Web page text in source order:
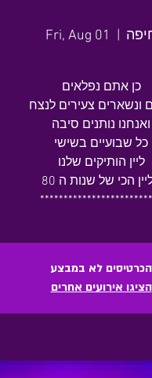
Fri, Aug 01
כן אתם נפלאים
ונשארים צעירים לנצח
ואנחנו נותנים סיבה
כל שבועיים בשישי
ליין הותיקים שלנו
הליין הכי של שנות ה 80
הכרטיסים לא במבצע
הציגו אירועים אחרים